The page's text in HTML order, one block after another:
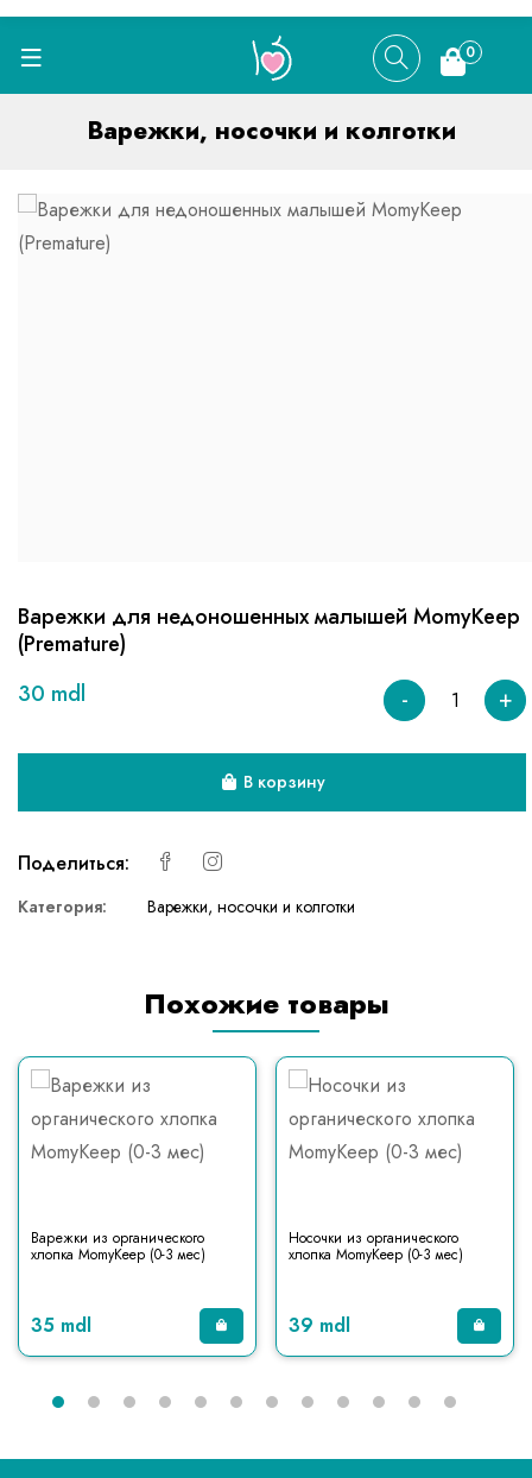
0
Варежки, носочки и колготки
Варежки для недоношенных малышей MomyKeep
(Premature)
30 mdl
- +
В корзину
Поделиться:
Категория: Варежки, носочки и колготки
Похожие товары
Варежки из органического
хлопка MomyKeep (0-3 мес)
35 mdl
Носочки из органического
хлопка MomyKeep (0-3 мес)
39 mdl